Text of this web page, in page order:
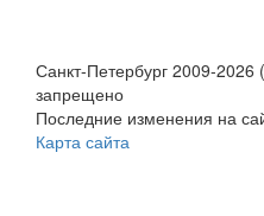
Санкт-Петербург 2009-
запрещено
Последние изменения на
Карта сайта